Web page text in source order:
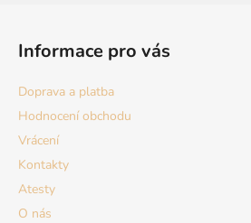
Informace pro vás
Doprava a platba
Hodnocení obchodu
Vrácení
Kontakty
Atesty
O nás